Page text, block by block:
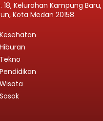
Kelurahan Kampung Baru,
Kota Medan 20158
Kesehatan
Hiburan
Tekno
Pendidikan
Wisata
Sosok